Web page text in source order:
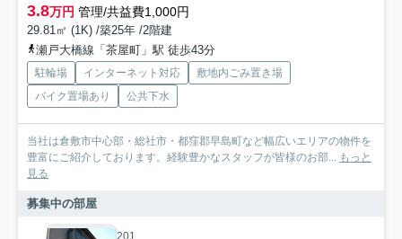
3.8万円 管理/共益費1,000円
29.81㎡ (1K) /築25年 /2階建
瀬戸大橋線「茶屋町」駅 徒歩43分
駐輪場 インターネット対応
敷地内ごみ置き場
バイク置場あり
公共下水
当社は倉敷市中心部・総社市・都窪郡早島町など幅広いエリアの物件を
豊富にご紹介しております。経験豊かなスタッフが皆様のお部... もっと
見る
募集中の部屋